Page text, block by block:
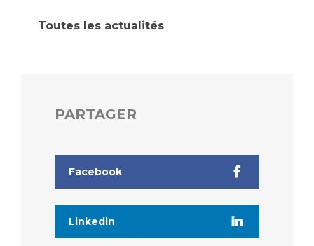
Toutes les actualités
PARTAGER
Facebook
Linkedin